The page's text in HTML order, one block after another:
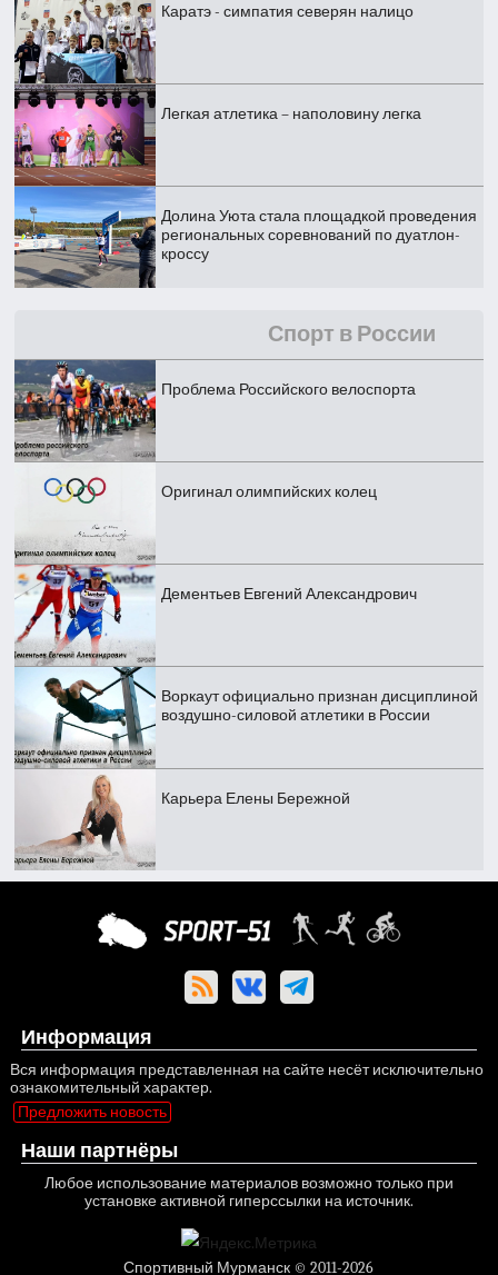
Каратэ - симпатия северян налицо
Легкая атлетика – наполовину легка
Долина Уюта стала площадкой проведения
региональных соревнований по дуатлон-
кроссу
Спорт в России
Проблема Российского велоспорта
Оригинал олимпийских колец
Дементьев Евгений Александрович
Воркаут официально признан дисциплиной
воздушно-силовой атлетики в России
Карьера Елены Бережной
Информация
Вся информация представленная на сайте несёт исключительно
ознакомительный характер.
Предложить новость
Наши партнёры
Любое использование материалов возможно только при
установке активной гиперссылки на источник.
Спортивный Мурманск © 2011-2026